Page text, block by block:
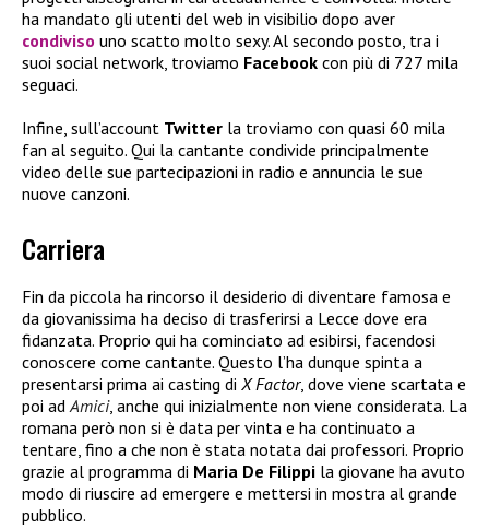
ha mandato gli utenti del web in visibilio dopo aver
condiviso uno scatto molto sexy. Al secondo posto, tra i
suoi social network, troviamo Facebook con più di 727 mila
seguaci.
Infine, sull’account Twitter la troviamo con quasi 60 mila
fan al seguito. Qui la cantante condivide principalmente
video delle sue partecipazioni in radio e annuncia le sue
nuove canzoni.
Carriera
Fin da piccola ha rincorso il desiderio di diventare famosa e
da giovanissima ha deciso di trasferirsi a Lecce dove era
fidanzata. Proprio qui ha cominciato ad esibirsi, facendosi
conoscere come cantante. Questo l’ha dunque spinta a
presentarsi prima ai casting di X Factor, dove viene scartata e
poi ad Amici, anche qui inizialmente non viene considerata. La
romana però non si è data per vinta e ha continuato a
tentare, fino a che non è stata notata dai professori. Proprio
grazie al programma di Maria De Filippi la giovane ha avuto
modo di riuscire ad emergere e mettersi in mostra al grande
pubblico.